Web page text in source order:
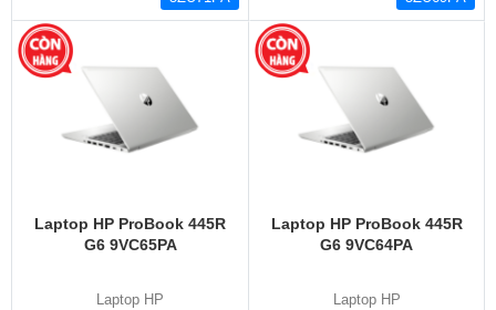
Laptop HP ProBook 445R
G6 9VC65PA
Laptop HP
Laptop HP ProBook 445R
G6 9VC64PA
Laptop HP